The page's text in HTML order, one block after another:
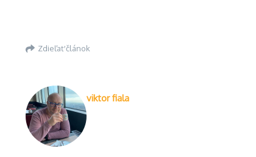
Zdieľať článok
viktor fiala